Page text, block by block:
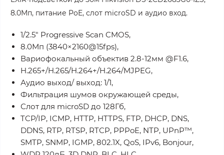
8.0Мп, питание PoE, слот microSD и аудио вход.
1/2.5" Progressive Scan CMOS,
8.0Мп (3840×2160@15fps),
Вариофокальный объектив 2.8-12мм @F1.6,
H.265+/H.265/H.264+/H.264/MJPEG,
Аудио выход/ выход: 1/1,
Фильтрация шумов окружающей среды,
Слот для microSD до 128Гб,
TCP/IP, ICMP, HTTP, HTTPS, FTP, DHCP, DNS,
DDNS, RTP, RTSP, RTCP, PPPoE, NTP, UPnP™,
SMTP, SNMP, IGMP, 802.1X, QoS, IPv6, Bonjour,